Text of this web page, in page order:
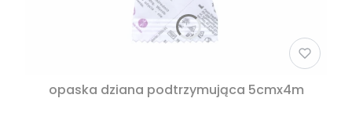
opaska dziana podtrzymująca 5cmx4m